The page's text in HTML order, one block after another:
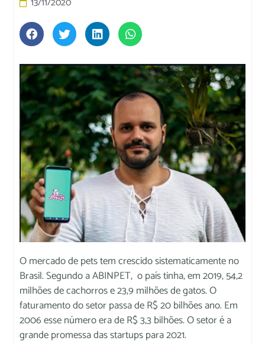
O mercado de pets tem crescido sistematicamente no
Brasil. Segundo a ABINPET, o país tinha, em 2019, 54,2
milhões de cachorros e 23,9 milhões de gatos. O
faturamento do setor passa de R$ 20 bilhões ano. Em
2006 esse número era de R$ 3,3 bilhões. O setor é a
grande promessa das startups para 2021.